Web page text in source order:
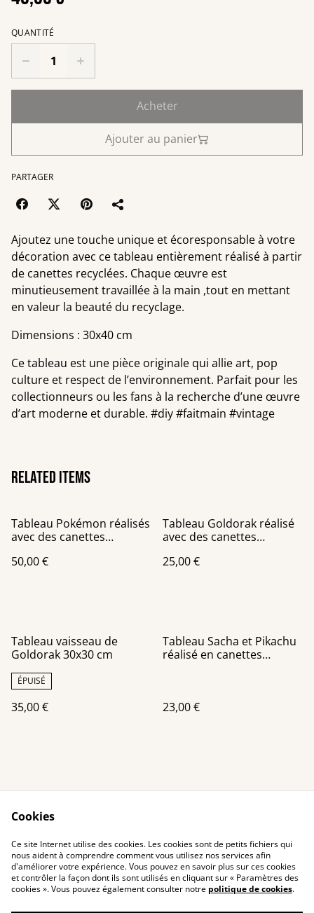
QUANTITÉ
Acheter
Ajouter au panier
PARTAGER
Ajoutez une touche unique et écoresponsable à votre
décoration avec ce tableau entièrement réalisé à partir
de canettes recyclées. Chaque œuvre est
minutieusement travaillée à la main ,tout en mettant
en valeur la beauté du recyclage.
Dimensions : 30x40 cm
Ce tableau est une pièce originale qui allie art, pop
culture et respect de l’environnement. Parfait pour les
collectionneurs ou les fans à la recherche d’une œuvre
d’art moderne et durable. #diy #faitmain #vintage
Related items
Tableau Pokémon réalisés
avec des canettes
de 40x40 cm
50,00 €
Tableau Goldorak réalisé
avec des canettes
25,00 €
Tableau vaisseau de
Goldorak 30x30 cm
ÉPUISÉ
35,00 €
Tableau Sacha et Pikachu
réalisé en canettes
23,00 €
Contact Us
Legal Terms
Privacy Policy
Cookie Policy
Cookies
Ce site Internet utilise des cookies. Les cookies sont de petits fichiers qui
nous aident à comprendre comment vous utilisez nos services afin
d'améliorer votre expérience. Vous pouvez en savoir plus sur ces cookies
et contrôler la façon dont ils sont utilisés en cliquant sur « Paramètres des
cookies ». Vous pouvez également consulter notre politique de cookies.